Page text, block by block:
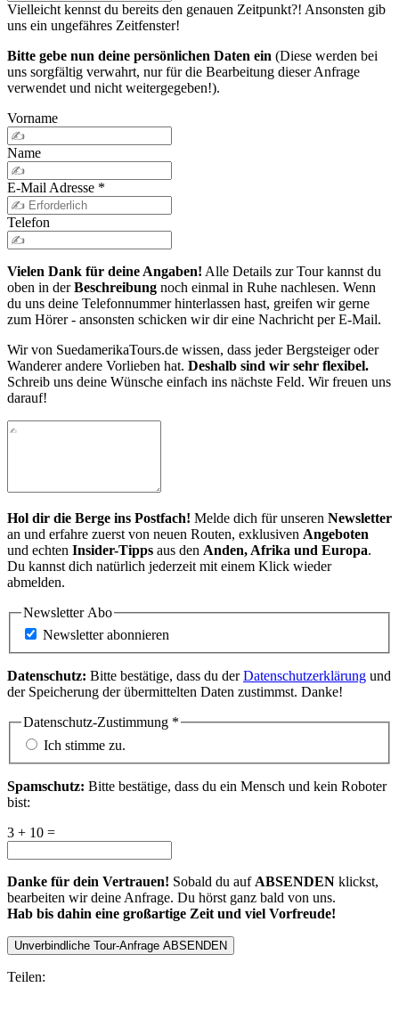
Vielleicht kennst du bereits den genauen Zeitpunkt?! Ansonsten gib
uns ein ungefähres Zeitfenster!
Bitte gebe nun deine persönlichen Daten ein (Diese werden bei
uns sorgfältig verwahrt, nur für die Bearbeitung dieser Anfrage
verwendet und nicht weitergegeben!).
Vorname
Name
E-Mail Adresse *
Telefon
Vielen Dank für deine Angaben! Alle Details zur Tour kannst du
oben in derBeschreibung noch einmal in Ruhe nachlesen. Wenn
du uns deine Telefonnummer hinterlassen hast, greifen wir gerne
zum Hörer - ansonsten schicken wir dir eine Nachricht per E-Mail.
Wir von SuedamerikaTours.de wissen, dass jeder Bergsteiger oder
Wanderer andere Vorlieben hat. Deshalb sind wir sehr flexibel.
Schreib uns deine Wünsche einfach ins nächste Feld. Wir freuen uns
darauf!
Hol dir die Berge ins Postfach! Melde dich für unseren Newsletter
an und erfahre zuerst von neuen Routen, exklusiven Angeboten
und echten Insider-Tipps aus den Anden, Afrika und Europa.
Du kannst dich natürlich jederzeit mit einem Klick wieder
abmelden.
Newsletter Abo
Newsletter abonnieren
Datenschutz: Bitte bestätige, dass du derDatenschutzerklärung und
der Speicherung der übermittelten Daten zustimmst. Danke!
Datenschutz-Zustimmung *
Ich stimme zu.
Spamschutz: Bitte bestätige, dass du ein Mensch und kein Roboter
bist:
3 + 10 =
Danke für dein Vertrauen! Sobald du auf ABSENDEN klickst,
bearbeiten wir deine Anfrage. Du hörst ganz bald von uns.
Hab bis dahin eine großartige Zeit und viel Vorfreude!
Unverbindliche Tour-Anfrage ABSENDEN
Teilen: